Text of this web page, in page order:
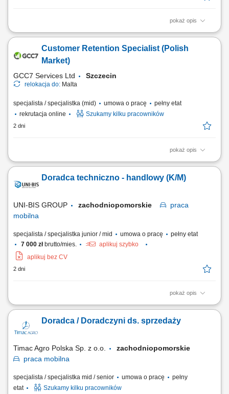
pokaż opis
Budowanie i pozyskiwanie własnego portfela klientów oraz relacji
ubezpieczeniowych; Prowadzenie spotkań handlowych w formie online
i stacjonarnej; Realizacja indywidualnych celów sprzedażowych przy
Customer Retention Specialist (Polish
Market)
GCC7 Services Ltd Szczecin
relokacja do: Malta
specjalista / specjalistka (mid) umowa o pracę
pełny etat
rekrutacja online
Szukamy kilku pracowników
2 dni
pokaż opis
Twoje zadania: Prowadzenie rozmów telefonicznych z klientami
edukacją finansową. Budowanie trwałych relacji z klientami i rozwijanie
współpracy z partnerami biznesowymi. Realizacja planów
Doradca techniczno - handlowy (K/M)
UNI-BIS GROUP zachodniopomorskie
praca
mobilna
specjalista / specjalistka junior / mid umowa o pracę
pełny etat
7 000 złbrutto/mies.
aplikuj szybko
aplikuj bez CV
2 dni
pokaż opis
Zakres obowiązków: aktywne pozyskiwanie nowych klientów
techniczne i dobór rozwiązań. prezentowanie produktów i usług firmy
oraz kompleksowych rozwiązań dla klientów; utrzymywanie
Doradca / Doradczyni ds. sprzedaży
Timac Agro Polska Sp. z o.o.
zachodniopomorskie
praca mobilna
specjalista / specjalistka mid / senior umowa o pracę
pełny
etat
Szukamy kilku pracowników